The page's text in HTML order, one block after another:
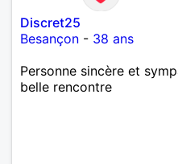
Discret25
Besançon - 38 ans
Personne sincère et
belle rencontre